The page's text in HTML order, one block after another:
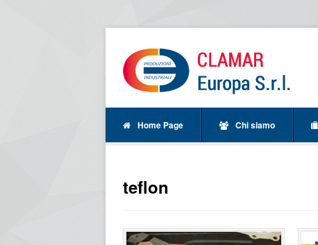
Home Page Chi siamo
teflon